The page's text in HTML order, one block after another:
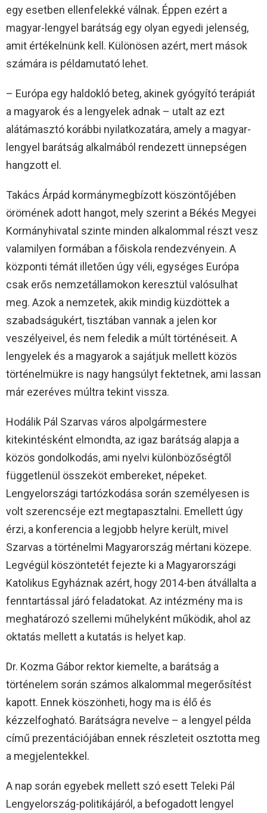
egy esetben ellenfelekké válnak. Éppen ezért a
magyar-lengyel barátság egy olyan egyedi jelenség,
amit értékelnünk kell. Különösen azért, mert mások
számára is példamutató lehet.
– Európa egy haldokló beteg, akinek gyógyító terápiát
a magyarok és a lengyelek adnak – utalt az ezt
alátámasztó korábbi nyilatkozatára, amely a magyar-
lengyel barátság alkalmából rendezett ünnepségen
hangzott el.
Takács Árpád kormánymegbízott köszöntőjében
örömének adott hangot, mely szerint a Békés Megyei
Kormányhivatal szinte minden alkalommal részt vesz
valamilyen formában a főiskola rendezvényein. A
központi témát illetően úgy véli, egységes Európa
csak erős nemzetállamokon keresztül valósulhat
meg. Azok a nemzetek, akik mindig küzdöttek a
szabadságukért, tisztában vannak a jelen kor
veszélyeivel, és nem feledik a múlt történéseit. A
lengyelek és a magyarok a sajátjuk mellett közös
történelmükre is nagy hangsúlyt fektetnek, ami lassan
már ezeréves múltra tekint vissza.
Hodálik Pál Szarvas város alpolgármestere
kitekintésként elmondta, az igaz barátság alapja a
közös gondolkodás, ami nyelvi különbözőségtől
függetlenül összeköt embereket, népeket.
Lengyelországi tartózkodása során személyesen is
volt szerencséje ezt megtapasztalni. Emellett úgy
érzi, a konferencia a legjobb helyre került, mivel
Szarvas a történelmi Magyarország mértani közepe.
Legvégül köszöntetét fejezte ki a Magyarországi
Katolikus Egyháznak azért, hogy 2014-ben átvállalta a
fenntartással járó feladatokat. Az intézmény ma is
meghatározó szellemi műhelyként működik, ahol az
oktatás mellett a kutatás is helyet kap.
Dr. Kozma Gábor rektor kiemelte, a barátság a
történelem során számos alkalommal megerősítést
kapott. Ennek köszönheti, hogy ma is élő és
kézzelfogható. Barátságra nevelve – a lengyel példa
című prezentációjában ennek részleteit osztotta meg
a megjelentekkel.
A nap során egyebek mellett szó esett Teleki Pál
Lengyelország-politikájáról, a befogadott lengyel